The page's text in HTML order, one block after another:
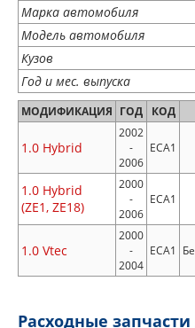
Марка автомобиля
Модель автомобиля
Кузов
Год и мес. выпуска
МОДИФИКАЦИЯ ГОД КОД
1.0 Hybrid
2002
-
2006
ECA1
1.0 Hybrid
(ZE1, ZE18)
2000
-
2006
ECA1
1.0 Vtec
2000
-
2004
ECA1
Расходные